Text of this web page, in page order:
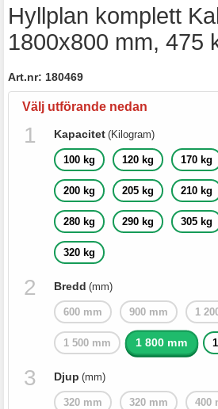
Hyllplan komplett
1800x800 mm, 475
Art.nr: 180469
Välj utförande nedan
Kapacitet (Kilogram)
100 kg 120 kg 170 kg
200 kg 205 kg 210 kg
280 kg 290 kg 305 kg
320 kg
Bredd (mm)
600 mm 900 mm 1
1 500 mm 1 800 mm
Djup (mm)
320 mm 320 mm 400